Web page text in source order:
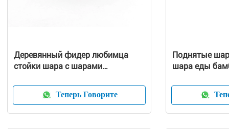
Деревянный фидер любимца
стойки шара с шарами
Теперь Говорите
Поднятые
шара еды